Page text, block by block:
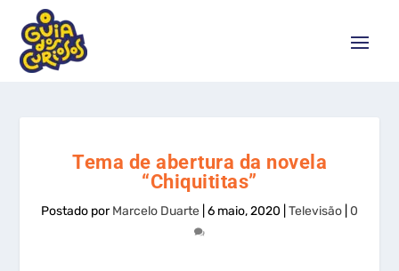
Tema de abertura da novela
“Chiquititas”
Postado porMarcelo Duarte 6 maio, 2020 Televisão 0